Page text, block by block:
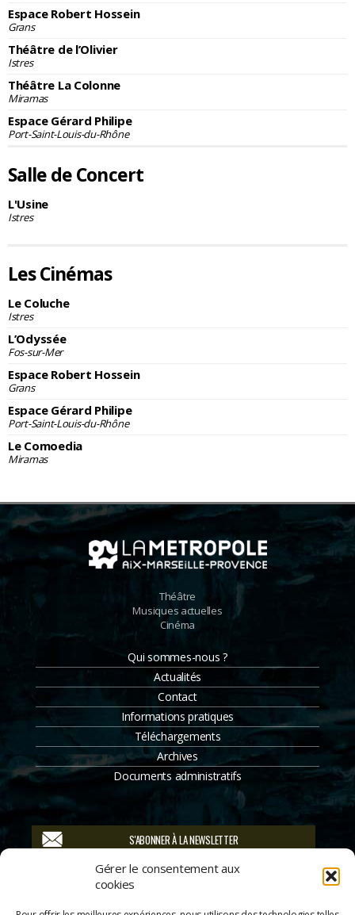
Gérer le consentement aux
cookies
Espace Robert Hossein
Grans
Théâtre de l’Olivier
Istres
Théâtre La Colonne
Miramas
Espace Gérard Philipe
Port-Saint-Louis-du-Rhône
Salle de Concert
L'Usine
Istres
Les Cinémas
Le Coluche
Istres
L’Odyssée
Fos-sur-Mer
Espace Robert Hossein
Grans
Espace Gérard Philipe
Port-Saint-Louis-du-Rhône
Le Comoedia
Miramas
Théâtre
Musiques actuelles
Cinéma
Qui sommes-nous ?
Actualités
Contact
Informations pratiques
Téléchargements
Archives
Documents administratifs
S'ABONNER À LA NEWSLETTER
Suivez-nous